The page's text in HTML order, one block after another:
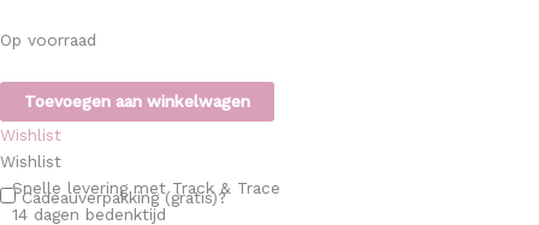
Op voorraad
Toevoegen aan winkelwagen
Cadeauverpakking (gratis)?
Wishlist
Wishlist
Snelle levering met Track & Trace
14 dagen bedenktijd